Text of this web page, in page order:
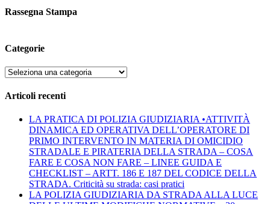
Rassegna Stampa
Pubbliredazionale – Crocevia 07 Agosto 2020
Categorie
Categorie
Articoli recenti
LA PRATICA DI POLIZIA GIUDIZIARIA •ATTIVITÀ
DINAMICA ED OPERATIVA DELL’OPERATORE DI
PRIMO INTERVENTO IN MATERIA DI OMICIDIO
STRADALE E PIRATERIA DELLA STRADA – COSA
FARE E COSA NON FARE – LINEE GUIDA E
CHECKLIST – ARTT. 186 E 187 DEL CODICE DELLA
STRADA. Criticità su strada: casi pratici
LA POLIZIA GIUDIZIARIA DA STRADA ALLA LUCE